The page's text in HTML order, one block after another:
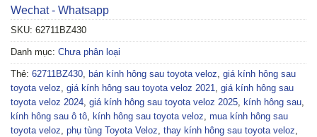
Wechat - Whatsapp
SKU: 62711BZ430
Danh mục: Chưa phân loại
Thẻ: 62711BZ430, bán kính hông sau toyota veloz, giá kính hông sau
toyota veloz, giá kính hông sau toyota veloz 2021, giá kính hông sau
toyota veloz 2024, giá kính hông sau toyota veloz 2025, kính hông sau,
kính hông sau ô tô, kính hông sau toyota veloz, mua kính hông sau
toyota veloz, phụ tùng Toyota Veloz, thay kính hông sau toyota veloz,